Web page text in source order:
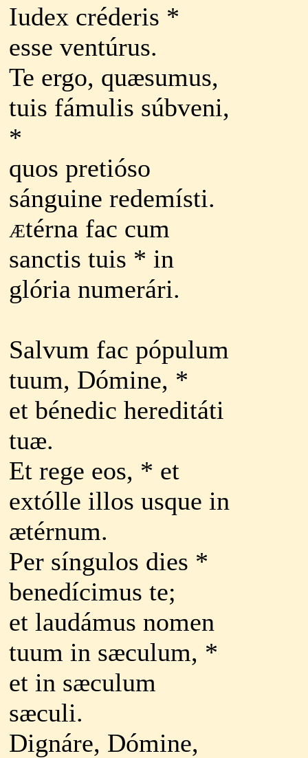
Iudex créderis *
esse ventúrus.
Te ergo, quæsumus,
tuis fámulis súbveni,
*
quos pretióso
sánguine redemísti.
ætérna fac cum
sanctis tuis * in
glória numerári.
Salvum fac pópulum
tuum, Dómine, *
et bénedic hereditáti
tuæ.
Et rege eos, * et
extólle illos usque in
ætérnum.
Per síngulos dies *
benedícimus te;
et laudámus nomen
tuum in sæculum, *
et in sæculum
sæculi.
Dignáre, Dómine,